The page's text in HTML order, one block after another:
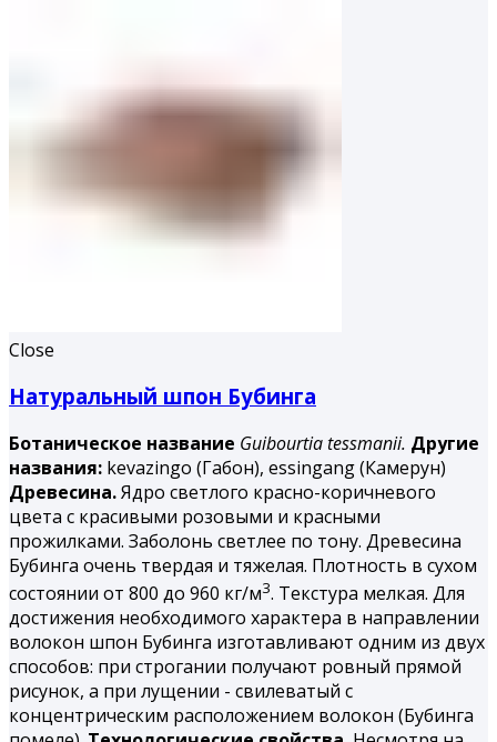
Close
Натуральный шпон Бубинга
Ботаническое название Guibourtia tessmanii. Другие
названия: kevazingo (Габон), essingang (Камерун)
Древесина.Ядро светлого красно-коричневого
цвета с красивыми розовыми и красными
прожилками. Заболонь светлее по тону. Древесина
Бубинга очень твердая и тяжелая. Плотность в сухом
состоянии от 800 до 960 кг/м3. Текстура мелкая. Для
достижения необходимого характера в направлении
волокон шпон Бубинга изготавливают одним из двух
способов: при строгании получают ровный прямой
рисунок, а при лущении - свилеватый с
концентрическим расположением волокон (Бубинга